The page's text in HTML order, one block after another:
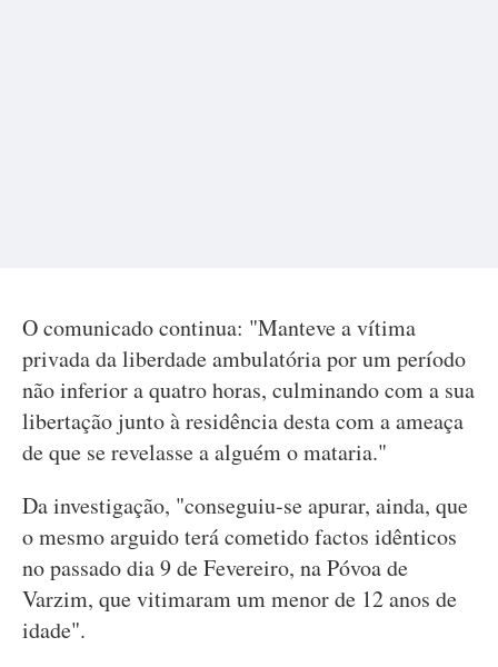
O comunicado continua: "Manteve a vítima
privada da liberdade ambulatória por um período
não inferior a quatro horas, culminando com a sua
libertação junto à residência desta com a ameaça
de que se revelasse a alguém o mataria."
Da investigação, "conseguiu-se apurar, ainda, que
o mesmo arguido terá cometido factos idênticos
no passado dia 9 de Fevereiro, na Póvoa de
Varzim, que vitimaram um menor de 12 anos de
idade".